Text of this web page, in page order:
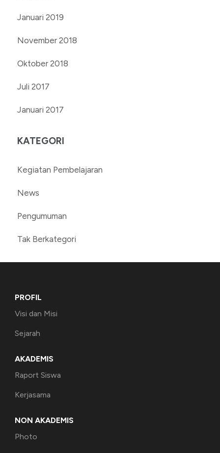
Januari 2019
November 2018
Oktober 2018
Juli 2017
Januari 2017
KATEGORI
Kegiatan Pembelajaran
News
Pengumuman
Tak Berkategori
PROFIL
Visi dan Misi
Sejarah
AKADEMIS
Raport Siswa
Kerjasama
NON AKADEMIS
Photo